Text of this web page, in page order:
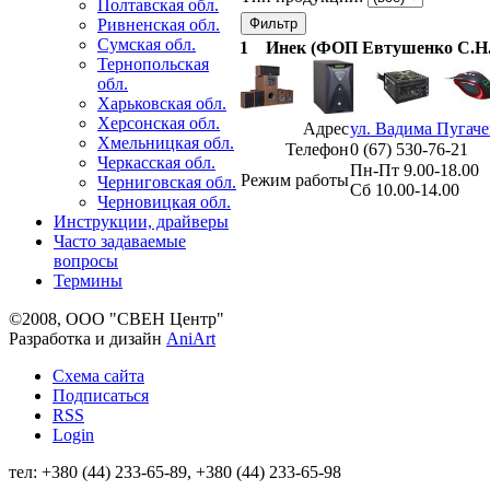
Полтавская обл.
Ривненская обл.
Сумская обл.
Тернопольская
обл.
Харьковская обл.
Херсонская обл.
Хмельницкая обл.
Черкасская обл.
Черниговская обл.
Черновицкая обл.
Инструкции, драйверы
Часто задаваемые
вопросы
Термины
1 Инек (ФОП Евтушенко
Адресул. Вадима
Телефон0 (67) 530-76-21
Режим работы
Пн-Пт 9.00-18.00
Сб 10.00-14.00
©2008, ООО "СВЕН Центр"
Разработка и дизайн AniArt
Схема сайта
Подписаться
RSS
Login
тел: +380 (44) 233-65-89, +380 (44) 233-65-98